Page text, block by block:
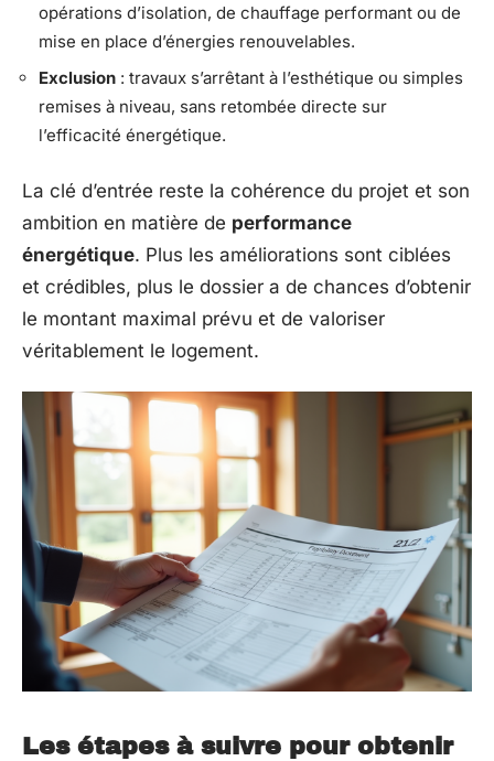
opérations d’isolation, de chauffage performant ou de
mise en place d’énergies renouvelables.
Exclusion : travaux s’arrêtant à l’esthétique ou simples
remises à niveau, sans retombée directe sur
l’efficacité énergétique.
La clé d’entrée reste la cohérence du projet et son
ambition en matière de performance
énergétique. Plus les améliorations sont ciblées
et crédibles, plus le dossier a de chances d’obtenir
le montant maximal prévu et de valoriser
véritablement le logement.
Les étapes à suivre pour obtenir